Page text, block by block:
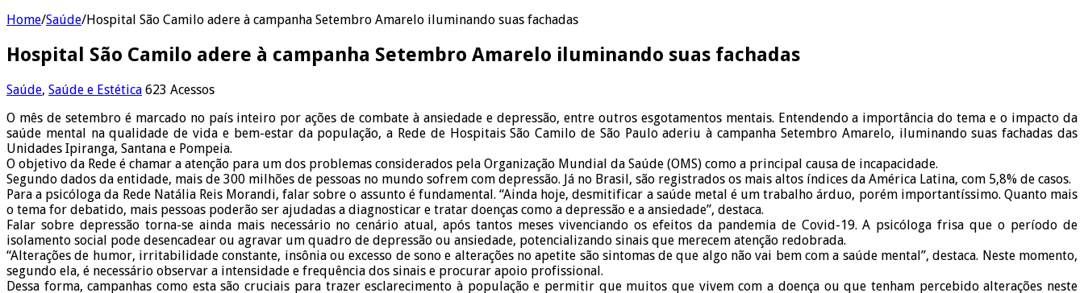
Home/Saúde/Hospital São Camilo adere à campanha Setembro Amarelo iluminando suas fachadas
Hospital São Camilo adere à campanha Setembro Amarelo iluminando suas fachadas
Saúde, Saúde e Estética 623 Acessos
O mês de setembro é marcado no país inteiro por ações de combate à ansiedade e depressão, entre outros esgotamentos mentais. Entendendo a importância do tema e o impacto da
saúde mental na qualidade de vida e bem-estar da população, a Rede de Hospitais São Camilo de São Paulo aderiu à campanha Setembro Amarelo, iluminando suas fachadas das
Unidades Ipiranga, Santana e Pompeia.
O objetivo da Rede é chamar a atenção para um dos problemas considerados pela Organização Mundial da Saúde (OMS) como a principal causa de incapacidade.
Segundo dados da entidade, mais de 300 milhões de pessoas no mundo sofrem com depressão. Já no Brasil, são registrados os mais altos índices da América Latina, com 5,8% de casos.
Para a psicóloga da Rede Natália Reis Morandi, falar sobre o assunto é fundamental. “Ainda hoje, desmitificar a saúde metal é um trabalho árduo, porém importantíssimo. Quanto mais
o tema for debatido, mais pessoas poderão ser ajudadas a diagnosticar e tratar doenças como a depressão e a ansiedade”, destaca.
Falar sobre depressão torna-se ainda mais necessário no cenário atual, após tantos meses vivenciando os efeitos da pandemia de Covid-19. A psicóloga frisa que o período de
isolamento social pode desencadear ou agravar um quadro de depressão ou ansiedade, potencializando sinais que merecem atenção redobrada.
“Alterações de humor, irritabilidade constante, insônia ou excesso de sono e alterações no apetite são sintomas de que algo não vai bem com a saúde mental”, destaca. Neste momento,
segundo ela, é necessário observar a intensidade e frequência dos sinais e procurar apoio profissional.
Dessa forma, campanhas como esta são cruciais para trazer esclarecimento à população e permitir que muitos que vivem com a doença ou que tenham percebido alterações neste